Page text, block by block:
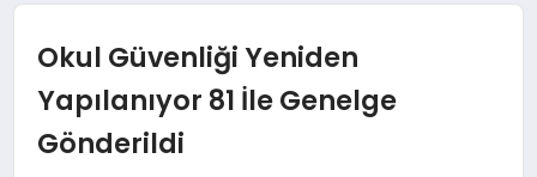
DÜNYA
EĞITIM
Okul Güvenliği Yeniden
Yapılanıyor 81 İle Genelge
Gönderildi